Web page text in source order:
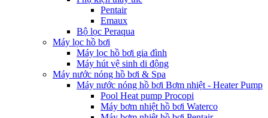
Pentair
Emaux
Bộ lọc Peraqua
Máy lọc hồ bơi
Máy lọc hồ bơi gia đình
Máy hút vệ sinh di động
Máy nước nóng hồ bơi & Spa
Máy nước nóng hồ bơi Bơm nhiệt - Heater Pump
Pool Heat pump Procopi
Máy bơm nhiệt hồ bơi Waterco